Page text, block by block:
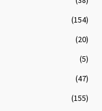
(154)
(20)
(5)
(47)
(155)